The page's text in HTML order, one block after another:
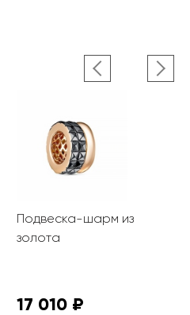
Подвеска-шарм из
золота
17 010 ₽